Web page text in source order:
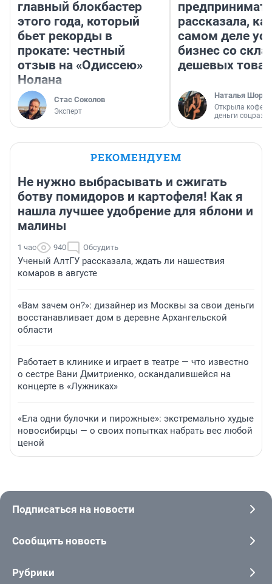
главный блокбастер
этого года, который
бьет рекорды в
прокате: честный
отзыв на «Одиссею»
Нолана
Стас Соколов
Эксперт
рассказала,
самом деле
бизнес со
дешевых
Наталья
Открыла
деньги
РЕКОМЕНДУЕМ
Не нужно выбрасывать и сжигать
ботву помидоров и картофеля! Как я
нашла лучшее удобрение для яблони и
малины
1 час 940 Обсудить
Ученый АлтГУ рассказала, ждать ли нашествия
комаров в августе
«Вам зачем он?»: дизайнер из Москвы за свои деньги
восстанавливает дом в деревне Архангельской
области
Работает в клинике и играет в театре — что известно
о сестре Вани Дмитриенко, оскандалившейся на
концерте в «Лужниках»
«Ела одни булочки и пирожные»: экстремально худые
новосибирцы — о своих попытках набрать вес любой
ценой
Подписаться на новости
Сообщить новость
Рубрики